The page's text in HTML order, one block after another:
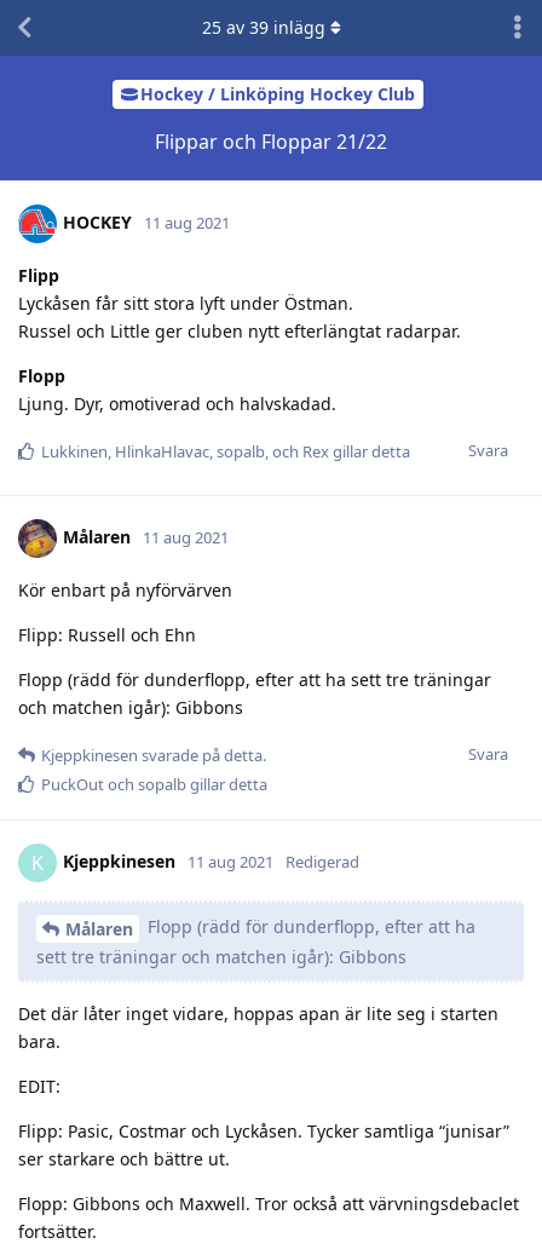
Hockey / Linköping Hockey Club
Flippar och Floppar 21/22
25av 39inlägg
HOCKEY 11 aug 2021
Flipp
Lyckåsen får sitt stora lyft under Östman.
Russel och Little ger cluben nytt efterlängtat radarpar.
Flopp
Ljung. Dyr, omotiverad och halvskadad.
Svara
Lukkinen, HlinkaHlavac,sopalb, och Rexgillar detta
Målaren 11 aug 2021
Kör enbart på nyförvärven
Flipp: Russell och Ehn
Flopp (rädd för dunderflopp, efter att ha sett tre träningar
och matchen igår): Gibbons
Svara
Kjeppkinesen svarade på detta.
PuckOutoch sopalbgillar detta
K Kjeppkinesen 11 aug 2021 Redigerad
Målaren
Flopp (rädd för dunderflopp, efter att ha
sett tre träningar och matchen igår): Gibbons
Det där låter inget vidare, hoppas apan är lite seg i starten
bara.
EDIT:
Flipp: Pasic, Costmar och Lyckåsen. Tycker samtliga “junisar”
ser starkare och bättre ut.
Flopp: Gibbons och Maxwell. Tror också att värvningsdebaclet
fortsätter.